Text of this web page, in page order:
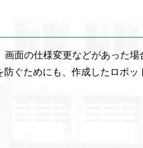
面の仕様変更などがあった
ぐためにも、作成したロボ